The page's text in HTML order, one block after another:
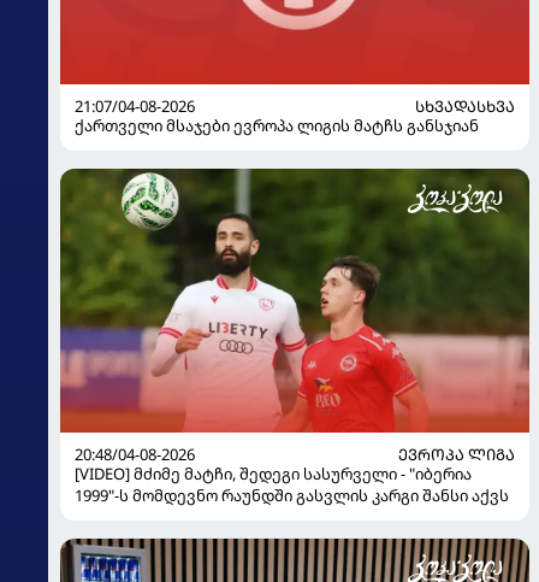
21:07/04-08-2026
ᲡᲮᲕᲐᲓᲐᲡᲮᲕᲐ
ქართველი მსაჯები ევროპა ლიგის მატჩს განსჯიან
20:48/04-08-2026
ᲔᲕᲠᲝᲞᲐ ᲚᲘᲒᲐ
[VIDEO] მძიმე მატჩი, შედეგი სასურველი - "იბერია
1999"-ს მომდევნო რაუნდში გასვლის კარგი შანსი აქვს